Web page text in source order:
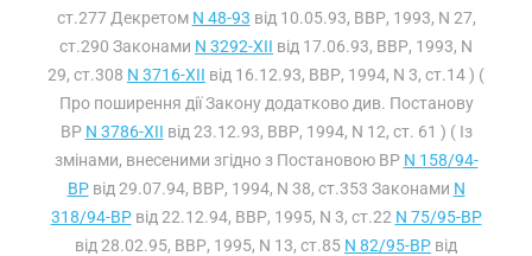
ст.277 Декретом N 48-93 від 10.05.93, ВВР, 1993, N 27,
ст.290 Законами N 3292-XII від 17.06.93, ВВР, 1993, N
29, ст.308 N 3716-XII від 16.12.93, ВВР, 1994, N 3, ст.14 ) (
Про поширення дії Закону додатково див. Постанову
ВР N 3786-XII від 23.12.93, ВВР, 1994, N 12, ст. 61 ) ( Із
змінами, внесеними згідно з Постановою ВР N 158/94-
ВРвід 29.07.94, ВВР, 1994, N 38, ст.353 Законами N
318/94-ВРвід 22.12.94, ВВР, 1995, N 3, ст.22 N 75/95-ВР
від 28.02.95, ВВР, 1995, N 13, ст.85 N 82/95-ВР від